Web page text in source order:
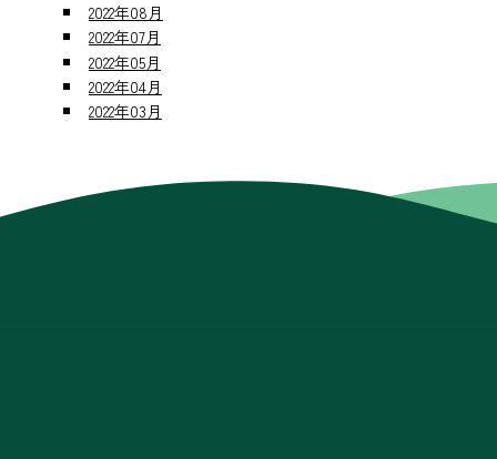
2022年08月
2022年07月
2022年05月
2022年04月
2022年03月